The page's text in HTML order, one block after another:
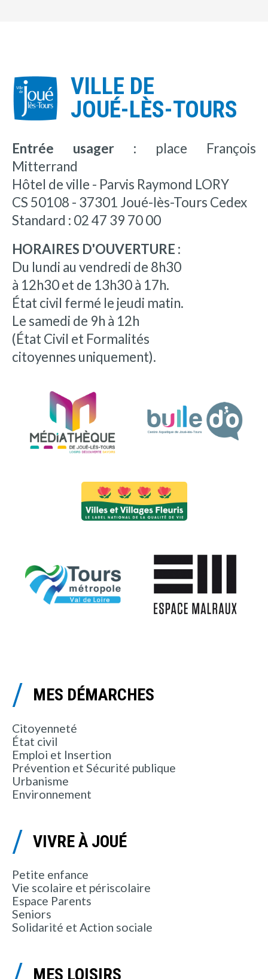
VILLE DE
JOUÉ-LÈS-TOURS
Entrée usager : place François
Mitterrand
Hôtel de ville - Parvis Raymond LORY
CS 50108 - 37301 Joué-lès-Tours Cedex
Standard : 02 47 39 70 00
HORAIRES D'OUVERTURE :
Du lundi au vendredi de 8h30
à 12h30 et de 13h30 à 17h.
État civil fermé le jeudi matin.
Le samedi de 9h à 12h
(État Civil et Formalités
citoyennes uniquement).
MES DÉMARCHES
Citoyenneté
État civil
Emploi et Insertion
Prévention et Sécurité publique
Urbanisme
Environnement
VIVRE À JOUÉ
Petite enfance
Vie scolaire et périscolaire
Espace Parents
Seniors
Solidarité et Action sociale
MES LOISIRS